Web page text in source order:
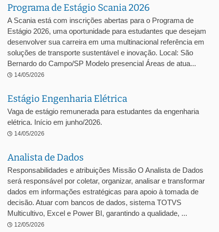
Programa de Estágio Scania 2026
A Scania está com inscrições abertas para o Programa de
Estágio 2026, uma oportunidade para estudantes que desejam
desenvolver sua carreira em uma multinacional referência em
soluções de transporte sustentável e inovação. Local: São
Bernardo do Campo/SP Modelo presencial Áreas de atua...
14/05/2026
Estágio Engenharia Elétrica
Vaga de estágio remunerada para estudantes da engenharia
elétrica. Início em junho/2026.
14/05/2026
Analista de Dados
Responsabilidades e atribuições Missão O Analista de Dados
será responsável por coletar, organizar, analisar e transformar
dados em informações estratégicas para apoio à tomada de
decisão. Atuar com bancos de dados, sistema TOTVS
Multicultivo, Excel e Power BI, garantindo a qualidade, ...
12/05/2026